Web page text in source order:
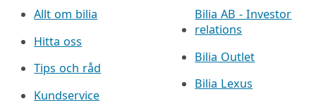
Allt om bilia
Hitta oss
Tips och råd
Kundservice
Bilia AB - Investor
relations
Bilia Outlet
Bilia Lexus